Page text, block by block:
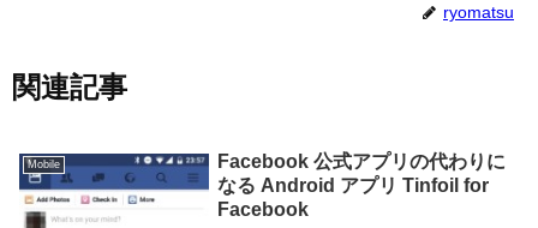
ryomatsu
関連記事
Mobile
Facebook 公式アプリの代わりに
なる Android アプリ Tinfoil for
Facebook